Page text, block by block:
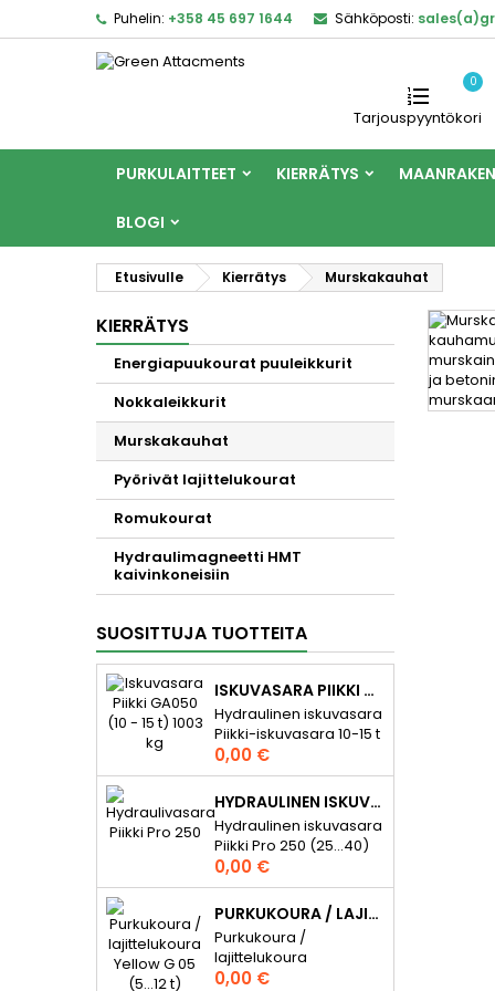
Puhelin: +358 45 697 1644 Sähköposti:
Tarjouspyyntökori
0
PURKULAITTEET KIERRÄTYS
BLOGI
Etusivulle Kierrätys Murskakauhat
KIERRÄTYS
Energiapuukourat puuleikkurit
Nokkaleikkurit
Murskakauhat
Pyörivät lajittelukourat
Romukourat
Hydraulimagneetti HMT
kaivinkoneisiin
SUOSITTUJA TUOTTEITA
ISKUVASARA PIIKKI GA050 (10 - 15 T) 1003 KG
Hydraulinen iskuvasara
Piikki-iskuvasara 10-15 t
kaivinkoneille. Piikki-
iskuvasarat purku-,
rikotus- ja aputöihin.
Hydrauli-
+kaasutoiminen
iskuvasara tuottaen
tehokkaan ja
luotettavan
iskuvoiman. Edullisen
hankintahinnan ja
loistavan
hinta/laatusuhteen
Hinta
0,00 €
HYDRAULINEN ISKUVASARA PIIKKI PRO 250 (25...40) 2300 KG
Hydraulinen iskuvasara
Piikki Pro 250 (25...40)
2300 kg Hydraulinen
iskuvasara Piikki Pro
250 (25...40)
kaivinkoneille) 2300 kg.
Piikki Pro iskuvasarat
purku-, rikotus- ja
louhintatöihin. Täysin
Hinta
0,00 €
PURKUKOURA / LAJITTELUKOURA YELLOW G 05 (5…12 T)
Purkukoura /
lajittelukoura
Purkukoura /
Hinta
0,00 €